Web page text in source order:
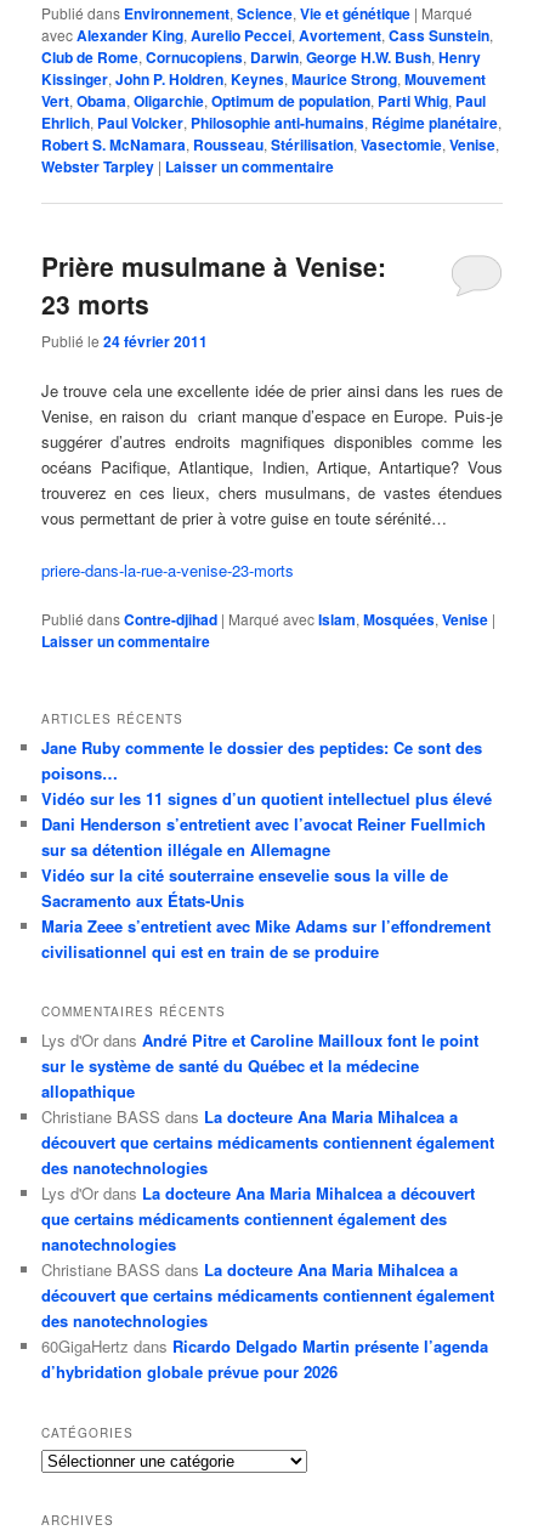
Publié dans Environnement,Science,Vie et génétique | Marqué
avecAlexander King,Aurelio Peccei,Avortement,Cass Sunstein,
Club de Rome,Cornucopiens, Darwin,George H.W. Bush,Henry
Kissinger,John P. Holdren,Keynes,Maurice Strong,Mouvement
Vert,Obama,Oligarchie,Optimum de population, Parti Whig, Paul
Ehrlich, Paul Volcker, Philosophie anti-humains, Régime planétaire,
Robert S. McNamara, Rousseau,Stérilisation,Vasectomie,Venise,
Webster Tarpley | Laisser un commentaire
Prière musulmane à Venise:
23 morts
Publié le24 février 2011
Je trouve cela une excellente idée de prier ainsi dans les rues de
Venise, en raison du criant manque d’espace en Europe. Puis-je
suggérer d’autres endroits magnifiques disponibles comme les
océans Pacifique, Atlantique, Indien, Artique, Antartique? Vous
trouverez en ces lieux, chers musulmans, de vastes étendues
vous permettant de prier à votre guise en toute sérénité…
priere-dans-la-rue-a-venise-23-morts
Publié dansContre-djihad | Marqué avecIslam,Mosquées,Venise |
Laisser un commentaire
ARTICLES RÉCENTS
Jane Ruby commente le dossier des peptides: Ce sont des
poisons…
Vidéo sur les 11 signes d’un quotient intellectuel plus élevé
Dani Henderson s’entretient avec l’avocat Reiner Fuellmich
sur sa détention illégale en Allemagne
Vidéo sur la cité souterraine ensevelie sous la ville de
Sacramento aux États-Unis
Maria Zeee s’entretient avec Mike Adams sur l’effondrement
civilisationnel qui est en train de se produire
COMMENTAIRES RÉCENTS
Lys d'Or dansAndré Pitre et Caroline Mailloux font le point
sur le système de santé du Québec et la médecine
allopathique
Christiane BASS dans La docteure Ana Maria Mihalcea a
découvert que certains médicaments contiennent également
des nanotechnologies
Lys d'Or dans La docteure Ana Maria Mihalcea a découvert
que certains médicaments contiennent également des
nanotechnologies
Christiane BASS dans La docteure Ana Maria Mihalcea a
découvert que certains médicaments contiennent également
des nanotechnologies
60GigaHertz dans Ricardo Delgado Martin présente l’agenda
d’hybridation globale prévue pour 2026
CATÉGORIES
Catégories
ARCHIVES